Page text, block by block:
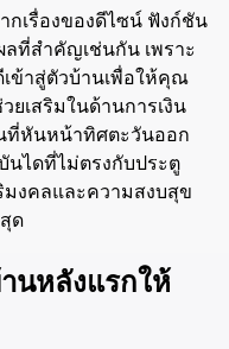
เรื่องของดีไซน์ ฟังก์ชัน
ลที่สำคัญเช่นกัน เพราะ
เข้าสู่ตัวบ้านเพื่อให้คุณ
เสริมในด้านการเงิน
ที่หันหน้าทิศตะวันออก
นไดที่ไม่ตรงกับประตู
งคลและความสงบสุข
ด
นหลังแรกให้